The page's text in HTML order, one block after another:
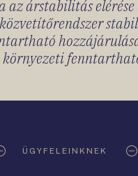
az árstabilitás
ÜGYFELEINKNEK